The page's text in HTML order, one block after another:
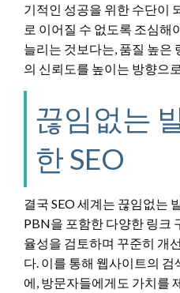
기적인 성공을 위한 수단이
로 이어질 수 없도록 조심해
늘리는 것보다는, 품질 높은
의 신뢰도를 높이는 방향으
끊임없는
한 SEO
결국 SEO 세계는 끊임없는
PBN을 포함한 다양한 링크
율성을 검토하며 꾸준히 개
다. 이를 통해 웹사이트의
에, 방문자들에게도 가치를